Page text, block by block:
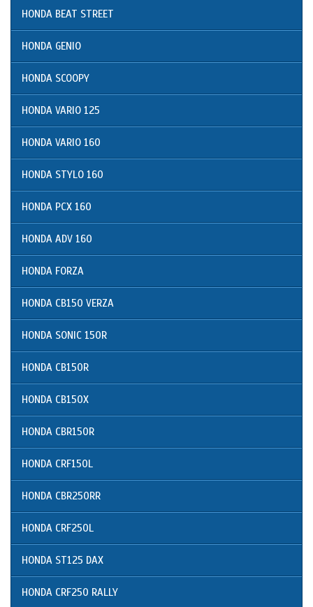
HONDA BEAT STREET
HONDA GENIO
HONDA SCOOPY
HONDA VARIO 125
HONDA VARIO 160
HONDA STYLO 160
HONDA PCX 160
HONDA ADV 160
HONDA FORZA
HONDA CB150 VERZA
HONDA SONIC 150R
HONDA CB150R
HONDA CB150X
HONDA CBR150R
HONDA CRF150L
HONDA CBR250RR
HONDA CRF250L
HONDA ST125 DAX
HONDA CRF250 RALLY